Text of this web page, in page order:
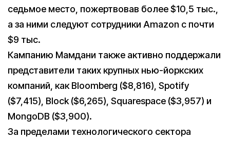
седьмое место, пожертвовав более $10,5 тыс.,
а за ними следуют сотрудники Amazon с почти
$9 тыс.
Кампанию Мамдани также активно поддержали
представители таких крупных нью-йоркских
компаний, как Bloomberg ($8,816), Spotify
($7,415), Block ($6,265), Squarespace ($3,957) и
MongoDB ($3,900).
За пределами технологического сектора